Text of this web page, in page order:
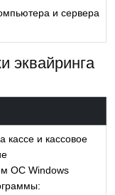
и сервера
эквайринга
кассе и кассовое
ОС Windows